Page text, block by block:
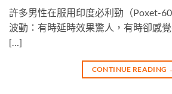
許多男性在服用印度必利勁（Poxet-
波動：有時延時效果驚人，有時卻感
[…]
CONTINUE READING